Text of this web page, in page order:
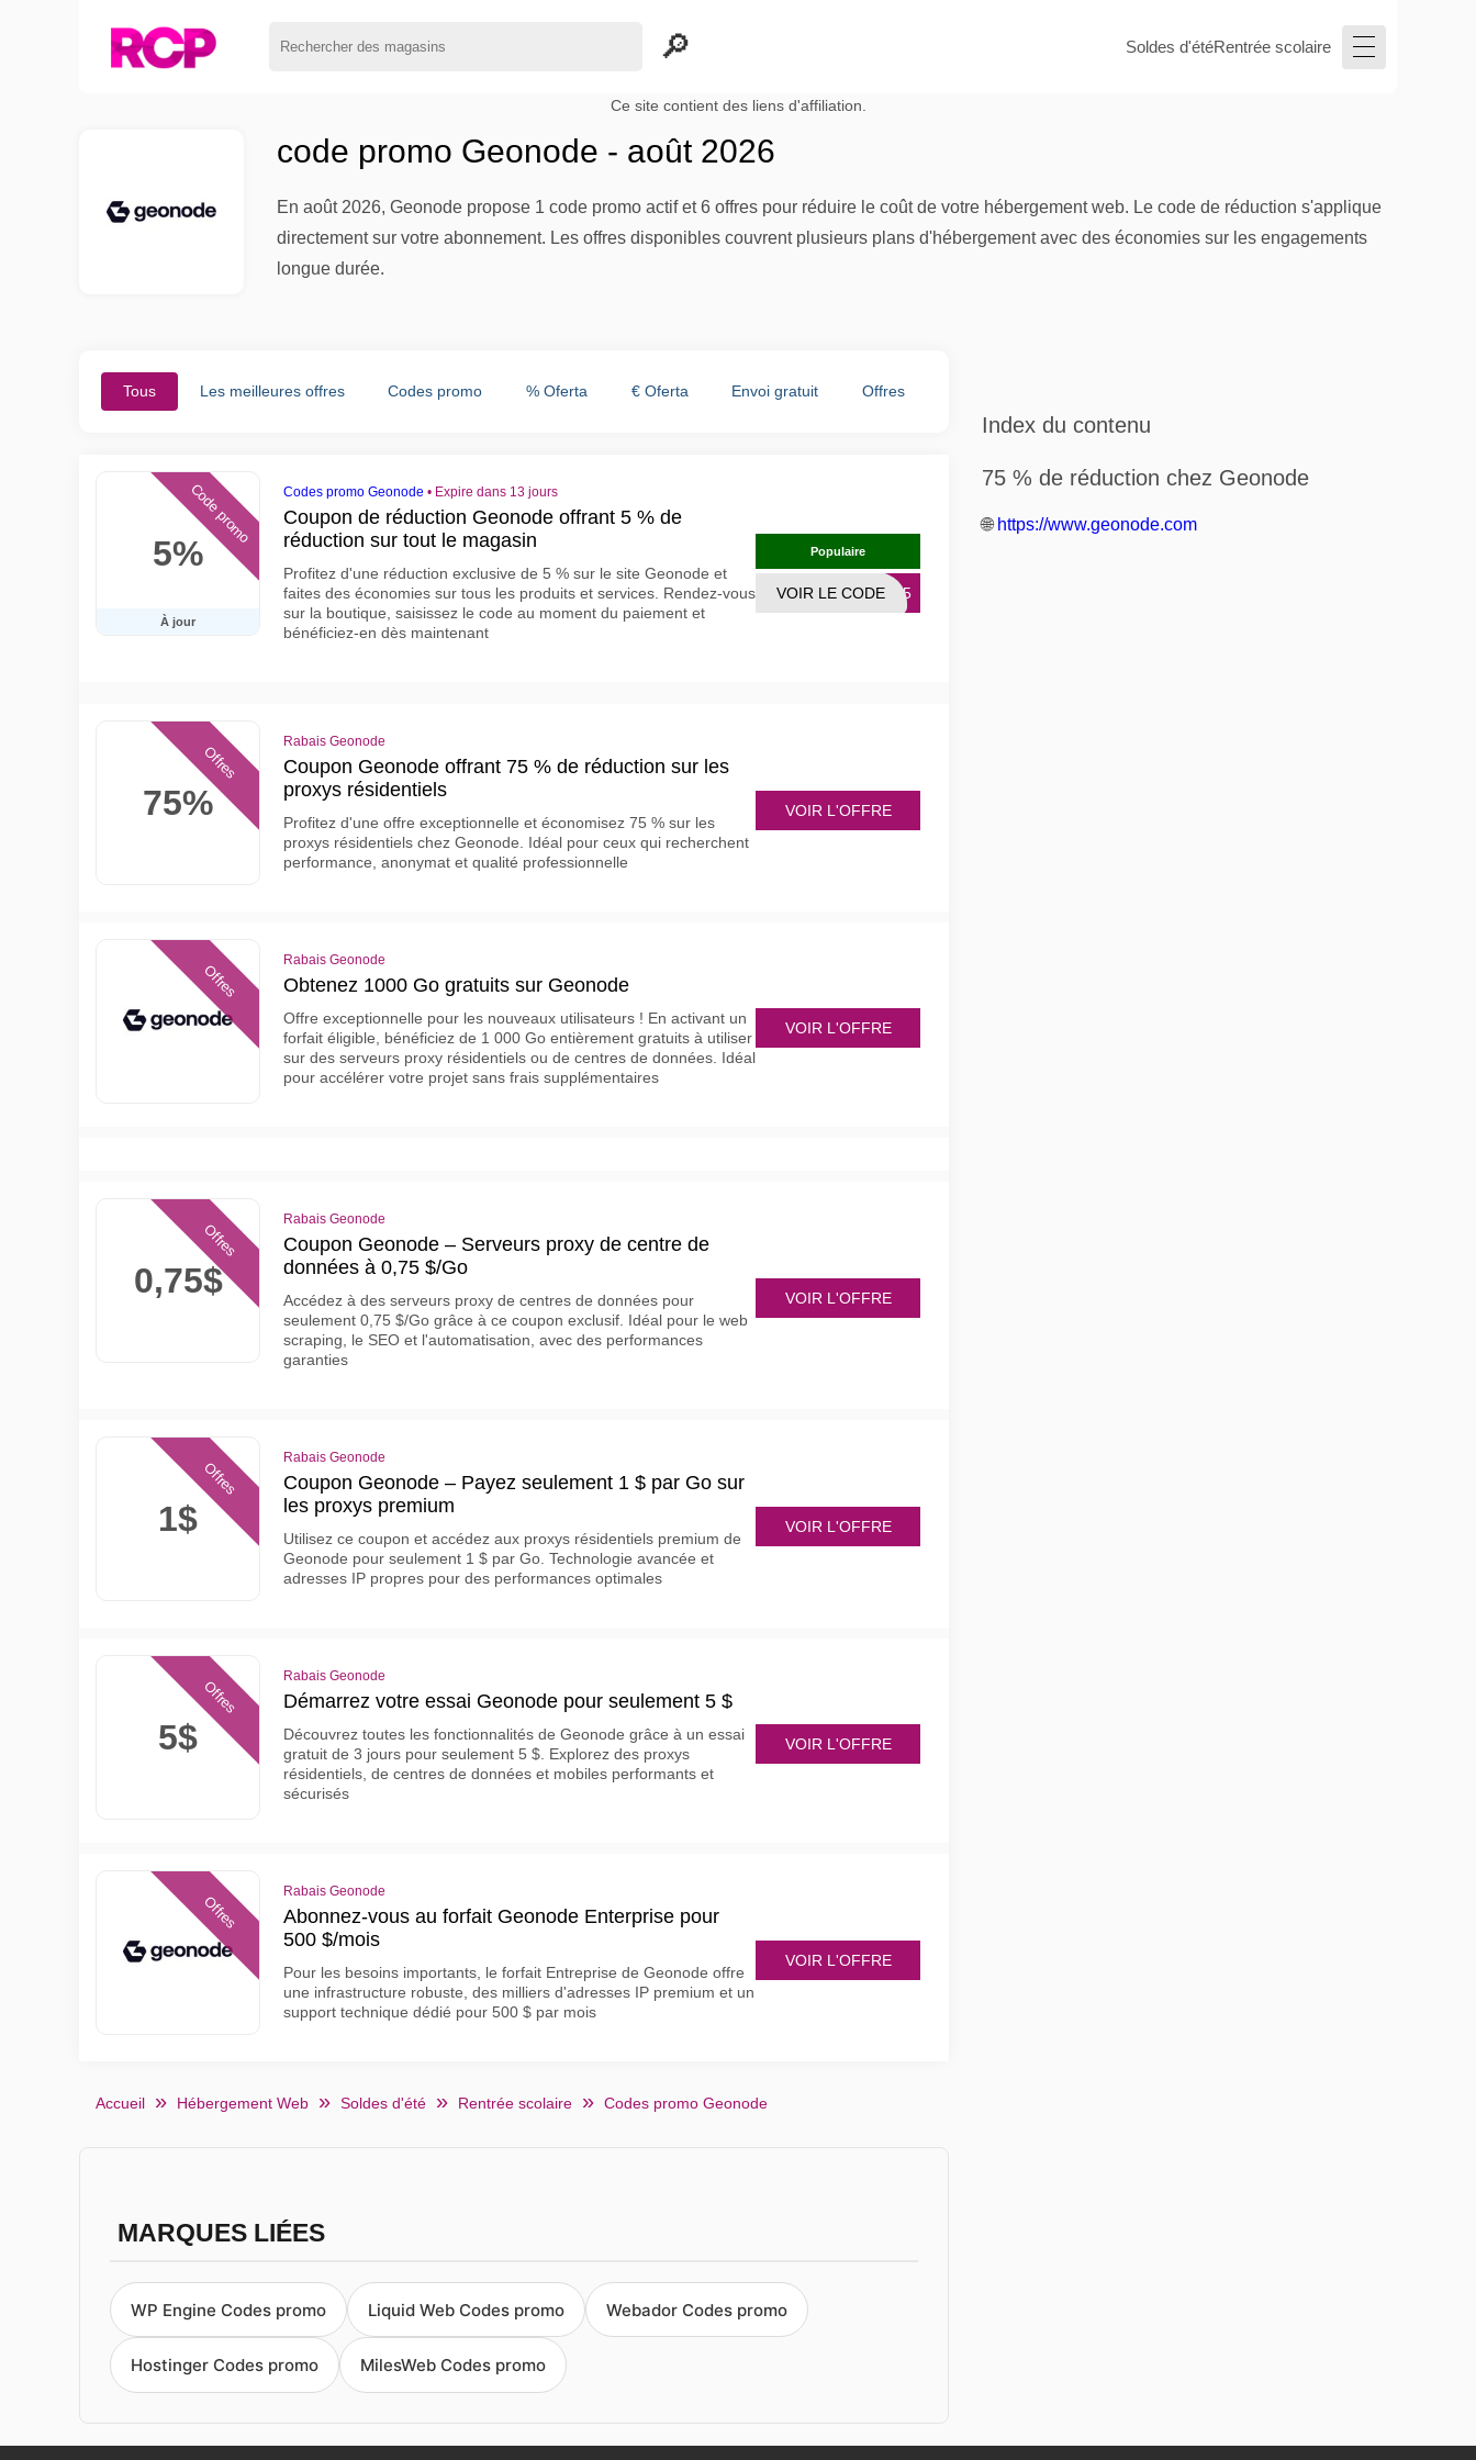
Soldes d'étéRentrée scolaire
Ce site contient des liens d'affiliation.
code promo Geonode - août 2026
En août 2026, Geonode propose 1 code promo actif et 6 offres pour réduire le coût de votre hébergement web. Le code de réduction s'applique
directement sur votre abonnement. Les offres disponibles couvrent plusieurs plans d'hébergement avec des économies sur les engagements
longue durée.
Tous Les meilleures offres Codes promo % Oferta € Oferta Envoi gratuit Offres
5%
À jour
Code promo Codes promo Geonode • Expire dans 13 jours
Coupon de réduction Geonode offrant 5 % de
réduction sur tout le magasin
Profitez d'une réduction exclusive de 5 % sur le site Geonode et
faites des économies sur tous les produits et services. Rendez-vous
sur la boutique, saisissez le code au moment du paiement et
bénéficiez-en dès maintenant
Populaire
ODE5
VOIR LE CODE
75%
Offres
Rabais Geonode
Coupon Geonode offrant 75 % de réduction sur les
proxys résidentiels
Profitez d'une offre exceptionnelle et économisez 75 % sur les
proxys résidentiels chez Geonode. Idéal pour ceux qui recherchent
performance, anonymat et qualité professionnelle
VOIR L'OFFRE
Offres
Rabais Geonode
Obtenez 1000 Go gratuits sur Geonode
Offre exceptionnelle pour les nouveaux utilisateurs ! En activant un
forfait éligible, bénéficiez de 1 000 Go entièrement gratuits à utiliser
sur des serveurs proxy résidentiels ou de centres de données. Idéal
pour accélérer votre projet sans frais supplémentaires
VOIR L'OFFRE
0,75$
Offres
Rabais Geonode
Coupon Geonode – Serveurs proxy de centre de
données à 0,75 $/Go
Accédez à des serveurs proxy de centres de données pour
seulement 0,75 $/Go grâce à ce coupon exclusif. Idéal pour le web
scraping, le SEO et l'automatisation, avec des performances
garanties
VOIR L'OFFRE
1$
Offres
Rabais Geonode
Coupon Geonode – Payez seulement 1 $ par Go sur
les proxys premium
Utilisez ce coupon et accédez aux proxys résidentiels premium de
Geonode pour seulement 1 $ par Go. Technologie avancée et
adresses IP propres pour des performances optimales
VOIR L'OFFRE
5$
Offres
Rabais Geonode
Démarrez votre essai Geonode pour seulement 5 $
Découvrez toutes les fonctionnalités de Geonode grâce à un essai
gratuit de 3 jours pour seulement 5 $. Explorez des proxys
résidentiels, de centres de données et mobiles performants et
sécurisés
VOIR L'OFFRE
Offres
Rabais Geonode
Abonnez-vous au forfait Geonode Enterprise pour
500 $/mois
Pour les besoins importants, le forfait Entreprise de Geonode offre
une infrastructure robuste, des milliers d'adresses IP premium et un
support technique dédié pour 500 $ par mois
VOIR L'OFFRE
Accueil Hébergement Web Soldes d'été Rentrée scolaire Codes promo Geonode
MARQUES LIÉES
WP Engine Codes promo Liquid Web Codes promo Webador Codes promo
Hostinger Codes promo MilesWeb Codes promo
Index du contenu
75 % de réduction chez Geonode
🌐 https://www.geonode.com